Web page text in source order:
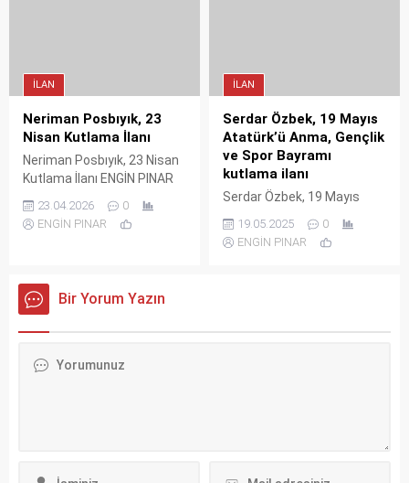
İLAN
Neriman Posbıyık, 23
Nisan Kutlama İlanı
Neriman Posbıyık, 23 Nisan
Kutlama İlanı ENGİN PINAR
23.04.2026
0
ENGİN PINAR
İLAN
Serdar Özbek, 19 Mayıs
Atatürk’ü Anma, Gençlik
ve Spor Bayramı
kutlama ilanı
Serdar Özbek, 19 Mayıs
Atatürk’ü Anma, Gençlik ve
Spor Bayramı kutlama ilanı
ENGİN PINAR
19.05.2025
0
ENGİN PINAR
Bir Yorum Yazın